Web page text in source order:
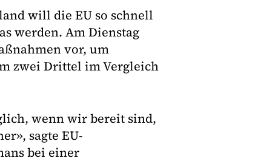
will die EU so schnell
werden. Am Dienstag
vor, um
zwei Drittel im Vergleich
wenn wir bereit sind,
sagte EU-
bei einer